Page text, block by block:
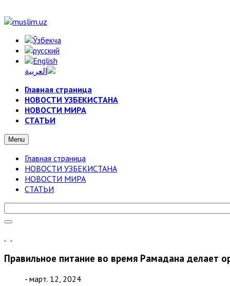
Главная страница
НОВОСТИ УЗБЕКИСТАНА
НОВОСТИ МИРА
СТАТЬИ
Menu
Главная страница
НОВОСТИ УЗБЕКИСТАНА
НОВОСТИ МИРА
СТАТЬИ
Правильное питание во время Рамадана делает
- март. 12, 2024